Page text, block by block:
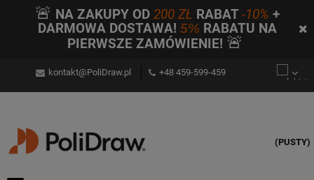
🚨 NA ZAKUPY OD200 ZŁ RABAT-10% +
DARMOWA DOSTAWA! 5% RABATU NA
PIERWSZE ZAMÓWIENIE! 🚨
kontakt@PoliDraw.pl +48 459-599-459
(PUSTY)